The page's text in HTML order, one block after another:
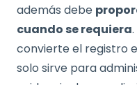
además debe
cuando se requiera
convierte el registro
solo sirve para